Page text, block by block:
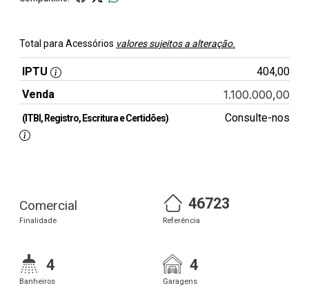
Total para Acessórios valores sujeitos a alteração.
IPTU
404,00
Venda
1.100.000,00
(ITBI, Registro, Escritura e Certidões) Consulte-nos
Comercial
Finalidade
46723
Referência
4
Banheiros
4
Garagens